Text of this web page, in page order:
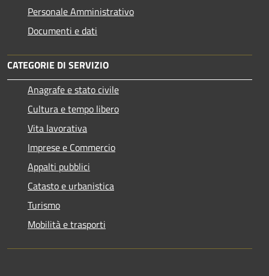
Personale Amministrativo
Documenti e dati
CATEGORIE DI SERVIZIO
Anagrafe e stato civile
Cultura e tempo libero
Vita lavorativa
Imprese e Commercio
Appalti pubblici
Catasto e urbanistica
Turismo
Mobilità e trasporti